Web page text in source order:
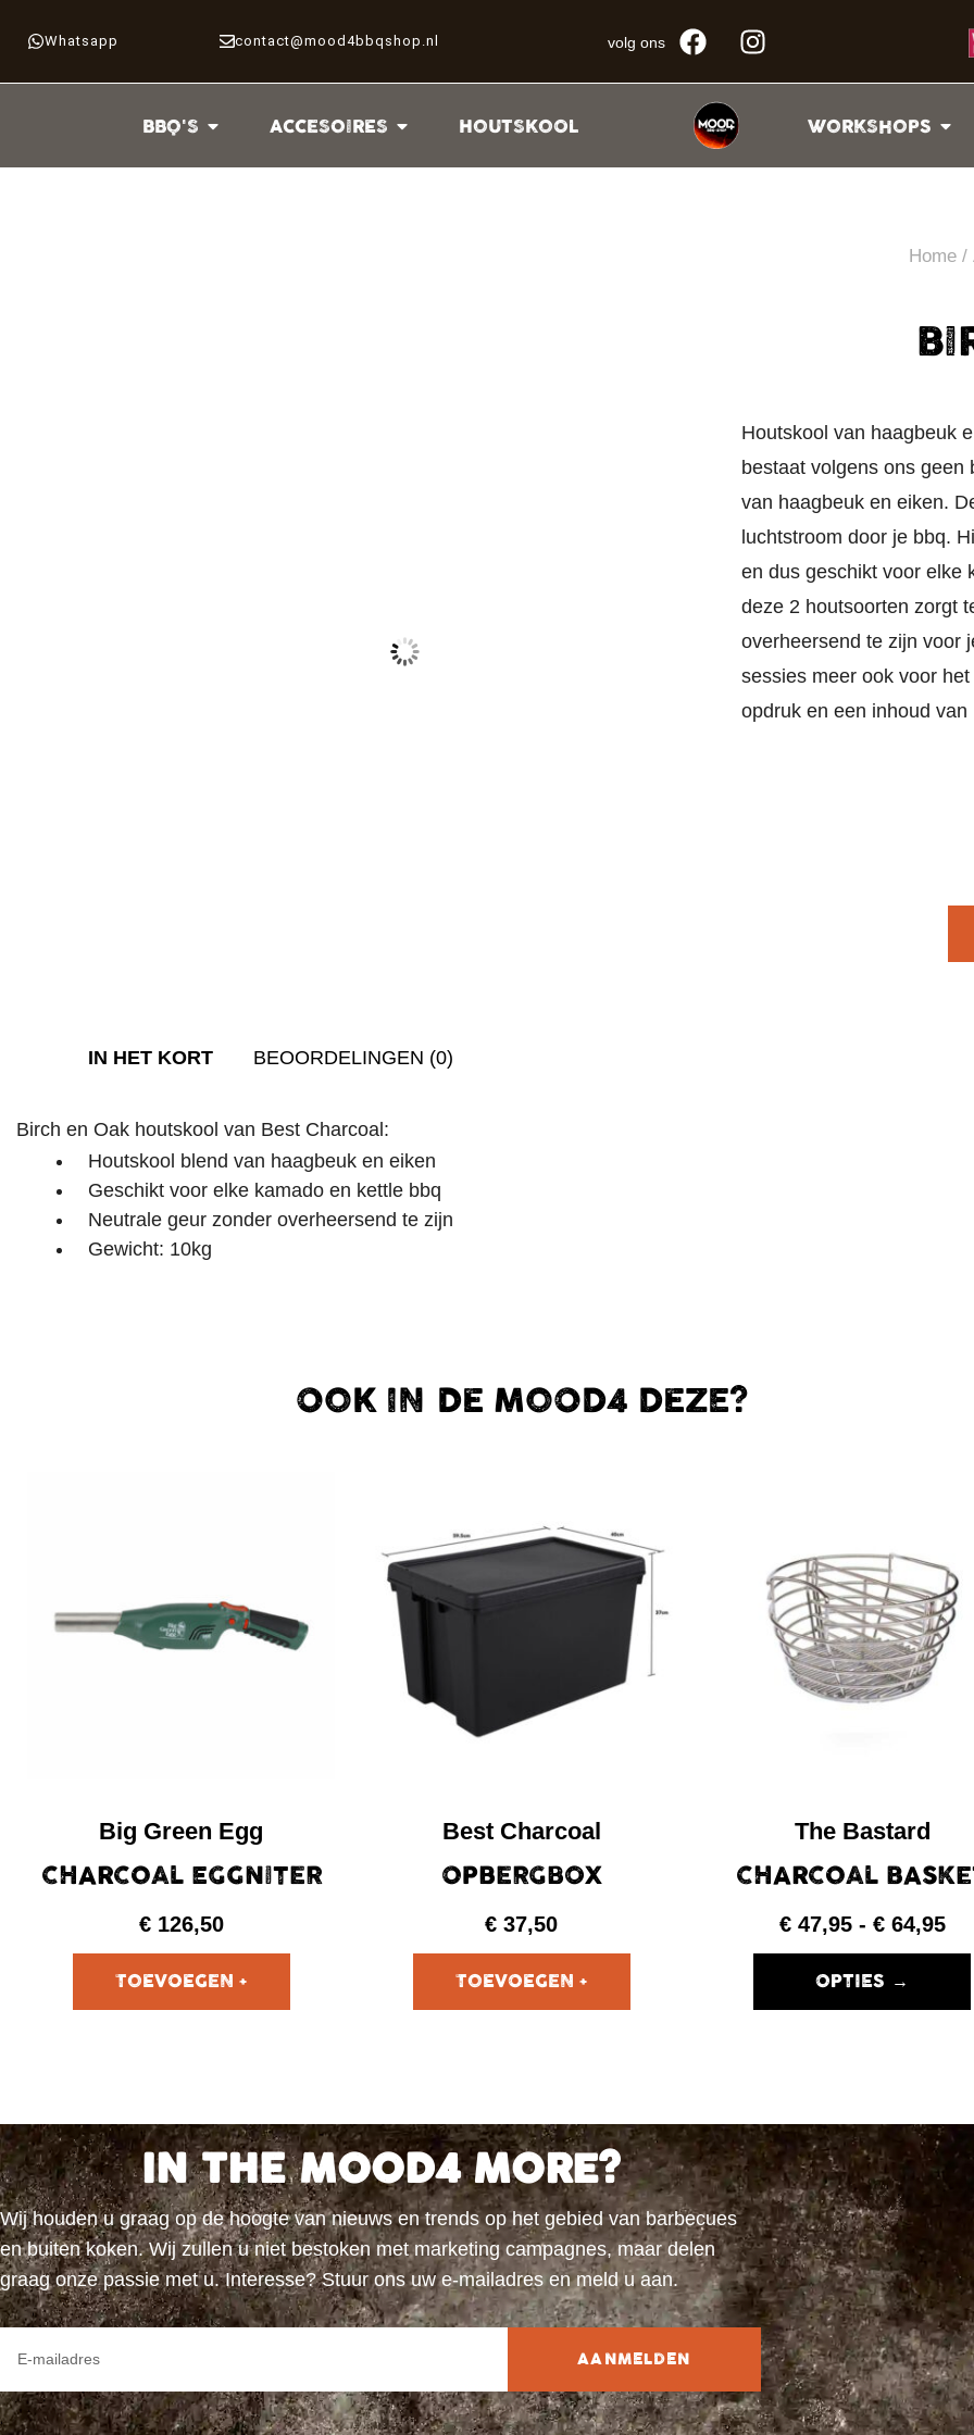
Whatsapp contact@mood4bbqshop.nl volg ons
BBQ'S ACCESOIRES HOUTSKOOL WORKSHOPS
Home /
Houtskool van haagbeuk
bestaat volgens ons geen
van haagbeuk en eiken.
luchtstroom door je bbq.
en dus geschikt voor elke
deze 2 houtsoorten zorgt
overheersend te zijn voor
sessies meer ook voor
opdruk en een inhoud van
IN HET KORT BEOORDELINGEN (0)
Birch en Oak houtskool van Best Charcoal:
Houtskool blend van haagbeuk en eiken
Geschikt voor elke kamado en kettle bbq
Neutrale geur zonder overheersend te zijn
Gewicht: 10kg
OOK IN DE MOOD4 DEZE?
Big Green Egg
CHARCOAL EGGNITER
€ 126,50
Best Charcoal
OPBERGBOX
€ 37,50
The Bastard
CHARCOAL
€ 47,95 - € 64,95
OPTIES →
IN THE MOOD4 MORE?
Wij houden u graag op de hoogte van nieuws en trends op het gebied van barbecues
en buiten koken. Wij zullen u niet bestoken met marketing campagnes, maar delen
graag onze passie met u. Interesse? Stuur ons uw e-mailadres en meld u aan.
AANMELDEN